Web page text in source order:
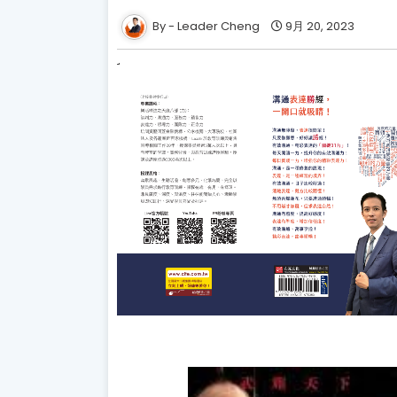
Leader Cheng 9月 20, 2023